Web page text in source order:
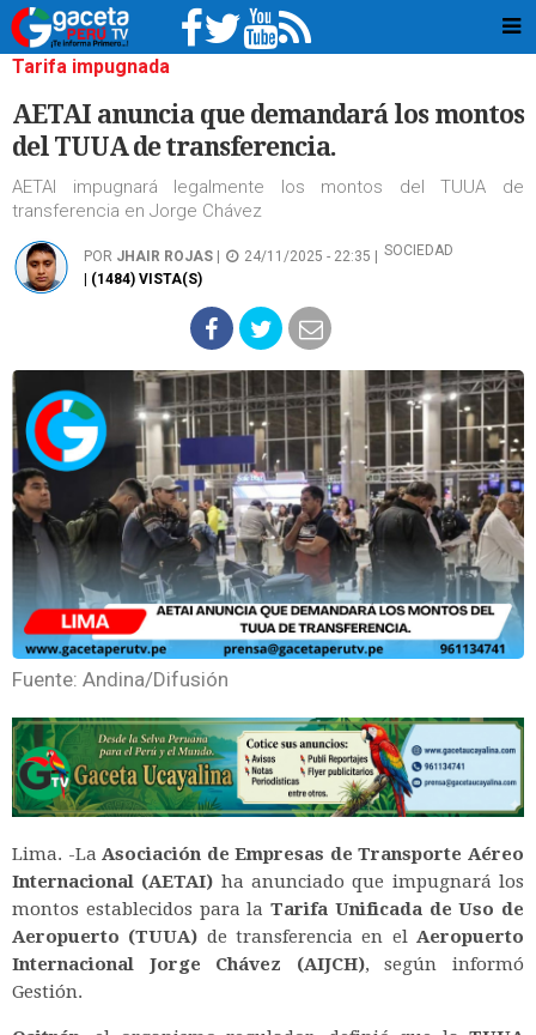
Tarifa impugnada
AETAI anuncia que demandará los montos
del TUUA de transferencia.
AETAI impugnará legalmente los montos del TUUA de
transferencia en Jorge Chávez
POR JHAIR ROJAS 24/11/2025 - 22:35 |
SOCIEDAD
| (1484) VISTA(S)
Fuente: Andina/Difusión
Lima. -LaAsociación de Empresas de Transporte Aéreo
Internacional (AETAI) ha anunciado que impugnará los
montos establecidos para la Tarifa Unificada de Uso de
Aeropuerto (TUUA) de transferencia en elAeropuerto
Internacional Jorge Chávez (AIJCH), según informó
Gestión.